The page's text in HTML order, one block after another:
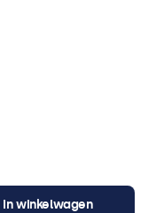
In winkelwagen